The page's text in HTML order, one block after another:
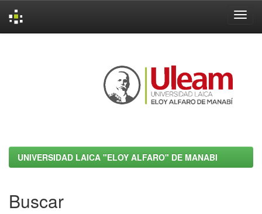
UNIVERSIDAD LAICA "ELOY ALFARO" DE MANABI
Buscar